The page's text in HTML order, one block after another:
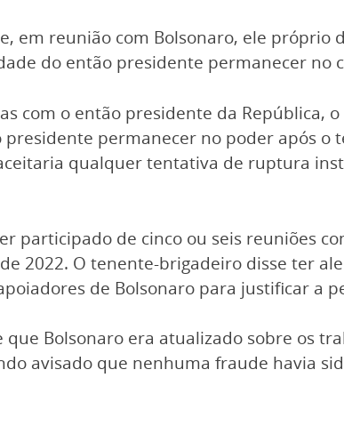
em reunião com Bolsonaro, ele
do então presidente permanecer no
com o então presidente da República,
permanecer no poder após o
qualquer tentativa de ruptura
participado de cinco ou seis reuniões
2022. O tenente-brigadeiro disse ter
de Bolsonaro para justificar a
que Bolsonaro era atualizado sobre os
avisado que nenhuma fraude havia